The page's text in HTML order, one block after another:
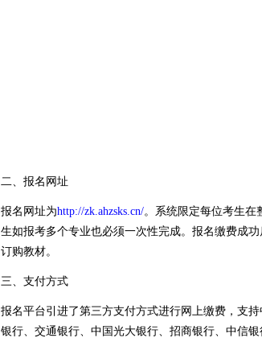
二、报名网址
报名网址为http://zk.ahzsks.cn/。系统限定每位考生在
生如报考多个专业也必须一次性完成。报名缴费成
订购教材。
三、支付方式
报名平台引进了第三方支付方式进行网上缴费，支
银行、交通银行、中国光大银行、招商银行、中信银